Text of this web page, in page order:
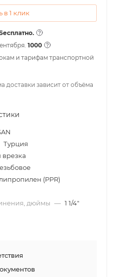
в 1 клик
1000
и тарифам транспортной
доставки зависит от объёма
Турция
врезка
(PPR)
дюймы — 1 1/4"